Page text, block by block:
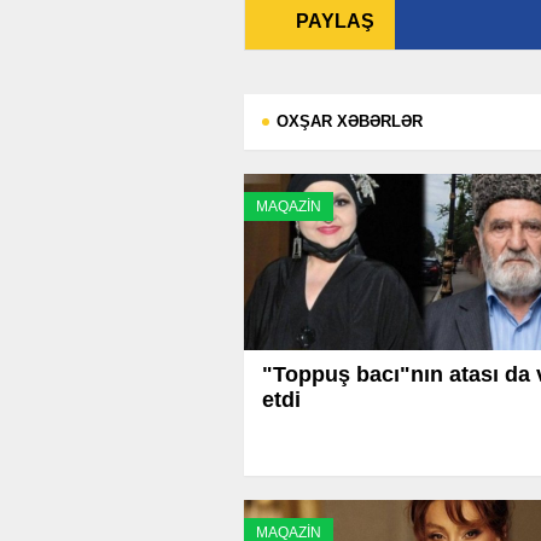
PAYLAŞ
OXŞAR XƏBƏRLƏR
MAQAZİN
"Toppuş bacı"nın atası da
etdi
MAQAZİN